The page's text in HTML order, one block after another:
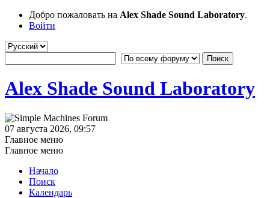
Добро пожаловать на Alex Shade Sound Laboratory.
Войти
Alex Shade Sound Laboratory
07 августа 2026, 09:57
Главное меню
Главное меню
Начало
Поиск
Календарь